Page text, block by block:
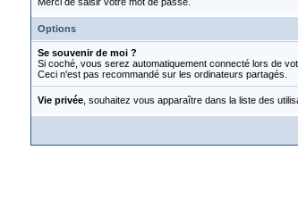
Options
Se souvenir de moi ?
Si coché, vous serez automatiquement connecté lors de
Ceci n'est pas recommandé sur les ordinateurs partagés.
Vie privée, souhaitez vous apparaître dans la liste des